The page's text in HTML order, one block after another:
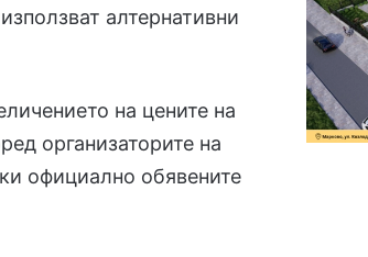
алтернативни
на цените на
организаторите на
официално обявените